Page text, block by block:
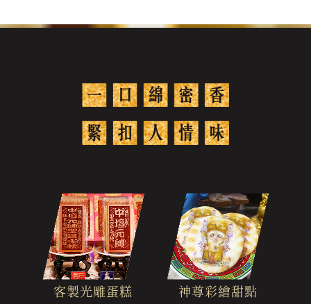
客製光雕蛋糕 神尊彩繪甜點